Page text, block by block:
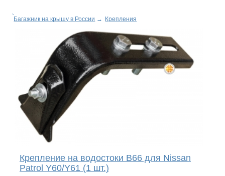
Багажник на крышу в России → Крепления
Крепление на водостоки B66 для Nissan
Patrol Y60/Y61 (1 шт.)